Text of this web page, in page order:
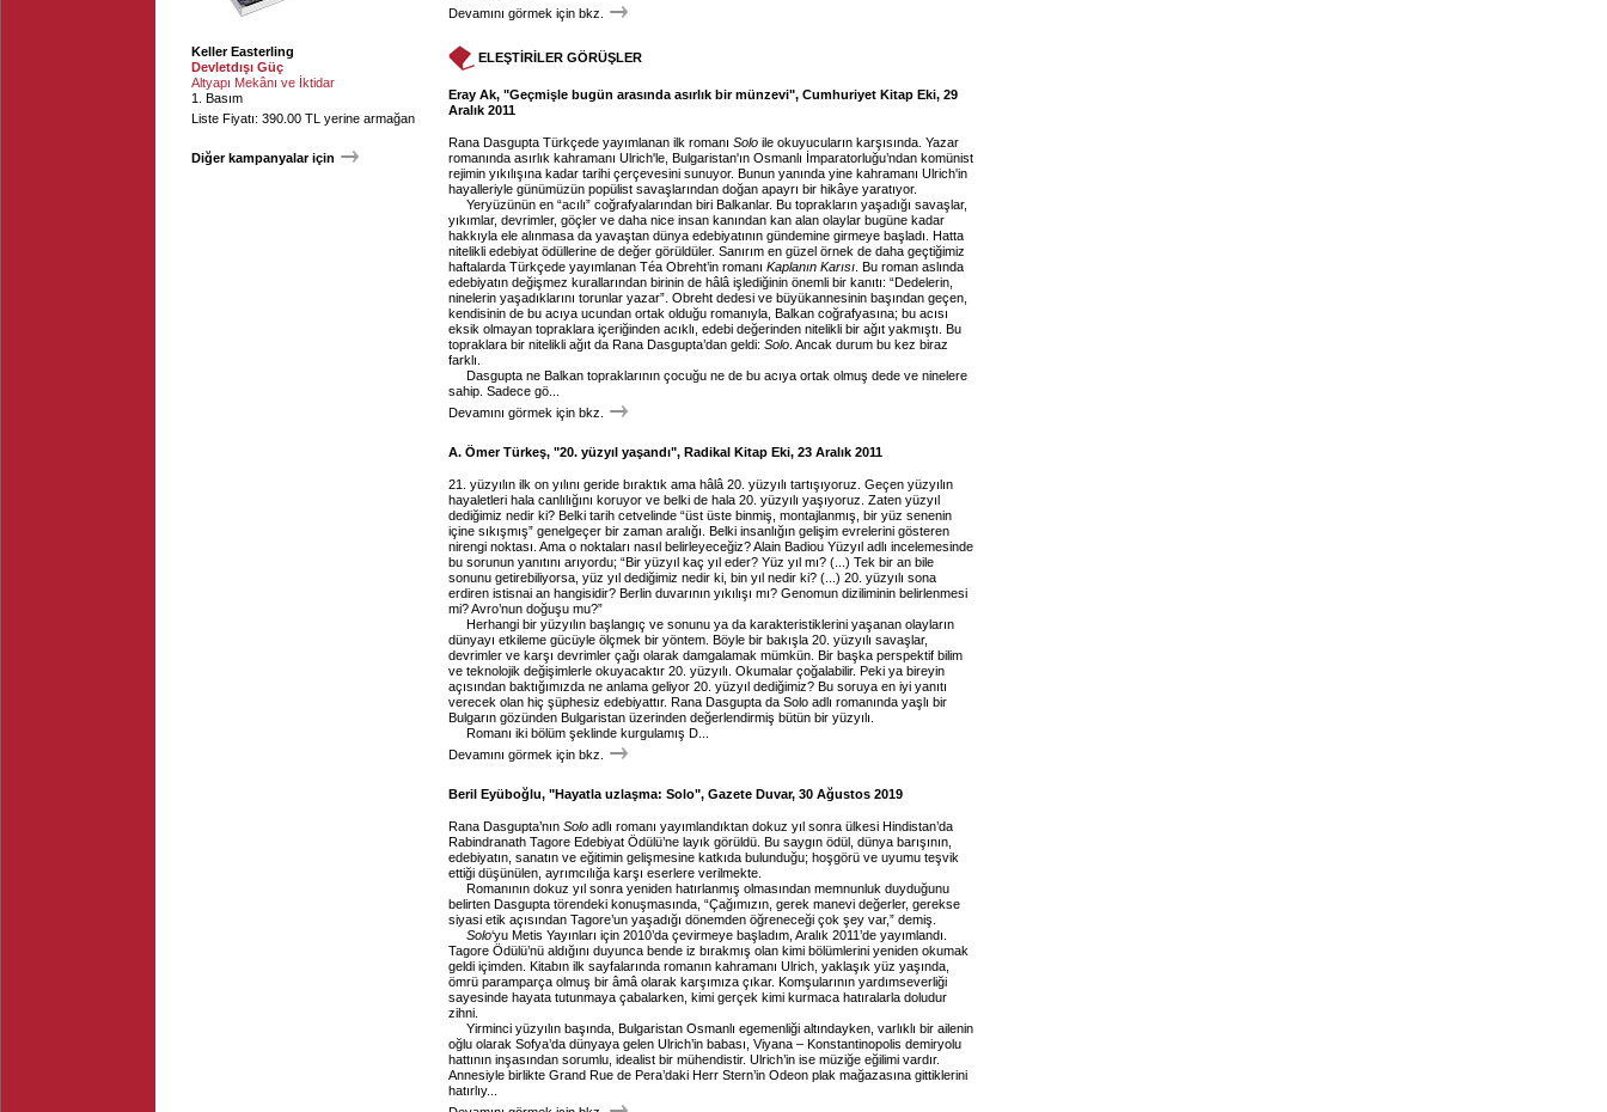
Keller Easterling
Devletdışı Güç
Altyapı Mekânı ve İktidar
1. Basım
Liste Fiyatı: 390.00 TL yerine armağan
Diğer kampanyalar için
Devamını görmek için bkz.
ELEŞTİRİLER GÖRÜŞLER
Eray Ak, "Geçmişle bugün arasında asırlık bir münzevi", Cumhuriyet Kitap Eki, 29
Aralık 2011
Rana Dasgupta Türkçede yayımlanan ilk romanı Solo ile okuyucuların karşısında. Yazar
romanında asırlık kahramanı Ulrich'le, Bulgaristan'ın Osmanlı İmparatorluğu’ndan komünist
rejimin yıkılışına kadar tarihi çerçevesini sunuyor. Bunun yanında yine kahramanı Ulrich'in
hayalleriyle günümüzün popülist savaşlarından doğan apayrı bir hikâye yaratıyor.
Yeryüzünün en “acılı” coğrafyalarından biri Balkanlar. Bu toprakların yaşadığı savaşlar,
yıkımlar, devrimler, göçler ve daha nice insan kanından kan alan olaylar bugüne kadar
hakkıyla ele alınmasa da yavaştan dünya edebiyatının gündemine girmeye başladı. Hatta
nitelikli edebiyat ödüllerine de değer görüldüler. Sanırım en güzel örnek de daha geçtiğimiz
haftalarda Türkçede yayımlanan Téa Obreht’in romanı Kaplanın Karısı . Bu roman aslında
edebiyatın değişmez kurallarından birinin de hâlâ işlediğinin önemli bir kanıtı: “Dedelerin,
ninelerin yaşadıklarını torunlar yazar”. Obreht dedesi ve büyükannesinin başından geçen,
kendisinin de bu acıya ucundan ortak olduğu romanıyla, Balkan coğrafyasına; bu acısı
eksik olmayan topraklara içeriğinden acıklı, edebi değerinden nitelikli bir ağıt yakmıştı. Bu
topraklara bir nitelikli ağıt da Rana Dasgupta’dan geldi: Solo . Ancak durum bu kez biraz
farklı.
Dasgupta ne Balkan topraklarının çocuğu ne de bu acıya ortak olmuş dede ve ninelere
sahip. Sadece gö...
Devamını görmek için bkz.
A. Ömer Türkeş, "20. yüzyıl yaşandı", Radikal Kitap Eki, 23 Aralık 2011
21. yüzyılın ilk on yılını geride bıraktık ama hâlâ 20. yüzyılı tartışıyoruz. Geçen yüzyılın
hayaletleri hala canlılığını koruyor ve belki de hala 20. yüzyılı yaşıyoruz. Zaten yüzyıl
dediğimiz nedir ki? Belki tarih cetvelinde “üst üste binmiş, montajlanmış, bir yüz senenin
içine sıkışmış” genelgeçer bir zaman aralığı. Belki insanlığın gelişim evrelerini gösteren
nirengi noktası. Ama o noktaları nasıl belirleyeceğiz? Alain Badiou Yüzyıl adlı incelemesinde
bu sorunun yanıtını arıyordu; “Bir yüzyıl kaç yıl eder? Yüz yıl mı? (...) Tek bir an bile
sonunu getirebiliyorsa, yüz yıl dediğimiz nedir ki, bin yıl nedir ki? (...) 20. yüzyılı sona
erdiren istisnai an hangisidir? Berlin duvarının yıkılışı mı? Genomun diziliminin belirlenmesi
mi? Avro’nun doğuşu mu?”
Herhangi bir yüzyılın başlangıç ve sonunu ya da karakteristiklerini yaşanan olayların
dünyayı etkileme gücüyle ölçmek bir yöntem. Böyle bir bakışla 20. yüzyılı savaşlar,
devrimler ve karşı devrimler çağı olarak damgalamak mümkün. Bir başka perspektif bilim
ve teknolojik değişimlerle okuyacaktır 20. yüzyılı. Okumalar çoğalabilir. Peki ya bireyin
açısından baktığımızda ne anlama geliyor 20. yüzyıl dediğimiz? Bu soruya en iyi yanıtı
verecek olan hiç şüphesiz edebiyattır. Rana Dasgupta da Solo adlı romanında yaşlı bir
Bulgarın gözünden Bulgaristan üzerinden değerlendirmiş bütün bir yüzyılı.
Romanı iki bölüm şeklinde kurgulamış D...
Devamını görmek için bkz.
Beril Eyüboğlu, "Hayatla uzlaşma: Solo", Gazete Duvar, 30 Ağustos 2019
Rana Dasgupta’nın Solo adlı romanı yayımlandıktan dokuz yıl sonra ülkesi Hindistan’da
Rabindranath Tagore Edebiyat Ödülü’ne layık görüldü. Bu saygın ödül, dünya barışının,
edebiyatın, sanatın ve eğitimin gelişmesine katkıda bulunduğu; hoşgörü ve uyumu teşvik
ettiği düşünülen, ayrımcılığa karşı eserlere verilmekte.
Romanının dokuz yıl sonra yeniden hatırlanmış olmasından memnunluk duyduğunu
belirten Dasgupta törendeki konuşmasında, “Çağımızın, gerek manevi değerler, gerekse
siyasi etik açısından Tagore’un yaşadığı dönemden öğreneceği çok şey var,” demiş.
Solo‘yu Metis Yayınları için 2010’da çevirmeye başladım, Aralık 2011’de yayımlandı.
Tagore Ödülü’nü aldığını duyunca bende iz bırakmış olan kimi bölümlerini yeniden okumak
geldi içimden. Kitabın ilk sayfalarında romanın kahramanı Ulrich, yaklaşık yüz yaşında,
ömrü paramparça olmuş bir âmâ olarak karşımıza çıkar. Komşularının yardımseverliği
sayesinde hayata tutunmaya çabalarken, kimi gerçek kimi kurmaca hatıralarla doludur
zihni.
Yirminci yüzyılın başında, Bulgaristan Osmanlı egemenliği altındayken, varlıklı bir ailenin
oğlu olarak Sofya’da dünyaya gelen Ulrich’in babası, Viyana – Konstantinopolis demiryolu
hattının inşasından sorumlu, idealist bir mühendistir. Ulrich’in ise müziğe eğilimi vardır.
Annesiyle birlikte Grand Rue de Pera’daki Herr Stern’in Odeon plak mağazasına gittiklerini
hatırlıy...